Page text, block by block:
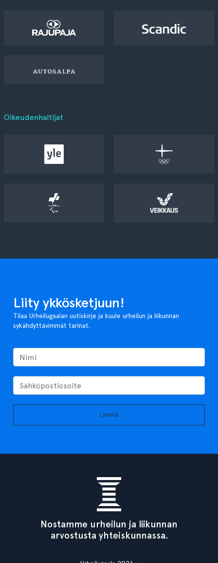
Oikeudenhaltijat
Liity ykkösketjuun!
Tilaa Urheilugaalan uutiskirje ja kuule urheilun ja liikunnan
sykähdyttävimmät tarinat.
Lähetä
Nostamme urheilun ja liikunnan
arvostusta yhteiskunnassa.